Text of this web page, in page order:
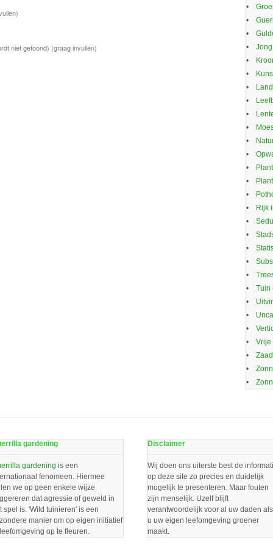
niet getoond) (graag invullen)
Jong
Rijk
Tuin
Vrije
gardening
gardening is een
fenomeen. Hiermee
we op geen enkele wijze
dat agressie of geweld in
spel is. 'Wild tuinieren' is een
manier om op eigen initiatief
op te fleuren.
Disclaimer
Wij doen ons uiterste best de
op deze site zo precies en duidelijk
mogelijk te presenteren. Maar fouten
zijn menselijk. Uzelf blijft
verantwoordelijk voor al uw daden als
u uw eigen leefomgeving groener
maakt.